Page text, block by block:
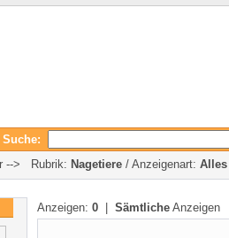
Suche:
--> Rubrik: Nagetiere / Anzeigenart:
Anzeigen: 0 Sämtliche Anzeigen